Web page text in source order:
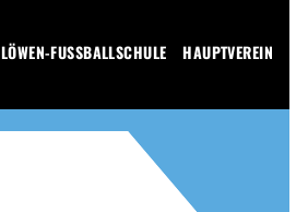
LÖWEN-FUSSBALLSCHULE HAUPTVEREIN